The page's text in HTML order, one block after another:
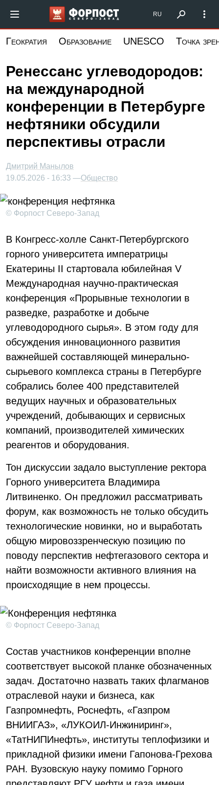
основному
Форпост Северо-Запад
RU
Геократия Образование UNESCO Точка
Ренессанс углеводородов:
на международной
конференции в Петербурге
нефтяники обсудили
перспективы отрасли
Дмитрий Манылов
19.05.2026 - 16:33 —Общество
© Форпост Северо-Запад
В Конгресс-холле Санкт-Петербургского
горного университета императрицы
Екатерины II стартовала юбилейная V
Международная научно-практическая
конференция «Прорывные технологии в
разведке, разработке и добыче
углеводородного сырья». В этом году для
обсуждения инновационного развития
важнейшей составляющей минерально-
сырьевого комплекса страны в Петербурге
собрались более 400 представителей
ведущих научных и образовательных
учреждений, добывающих и сервисных
компаний, производителей химических
реагентов и оборудования.
Тон дискуссии задало выступление ректора
Горного университета Владимира
Литвиненко. Он предложил рассматривать
форум, как возможность не только обсудить
технологические новинки, но и выработать
общую мировоззренческую позицию по
поводу перспектив нефтегазового сектора и
найти возможности активного влияния на
происходящие в нем процессы.
© Форпост Северо-Запад
Состав участников конференции вполне
соответствует высокой планке обозначенных
задач. Достаточно назвать таких флагманов
отраслевой науки и бизнеса, как
Газпромнефть, Роснефть, «Газпром
ВНИИГАЗ», «ЛУКОИЛ-Инжиниринг»,
«ТатНИПИнефть», институты теплофизики и
прикладной физики имени Гапонова-Грехова
РАН. Вузовскую науку помимо Горного